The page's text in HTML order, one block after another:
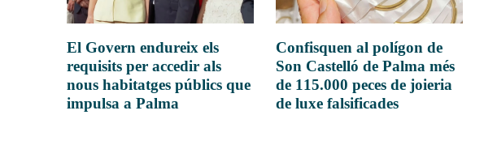
El Govern endureix els
requisits per accedir als
nous habitatges públics que
impulsa a Palma
Confisquen al polígon de
Son Castelló de Palma més
de 115.000 peces de joieria
de luxe falsificades